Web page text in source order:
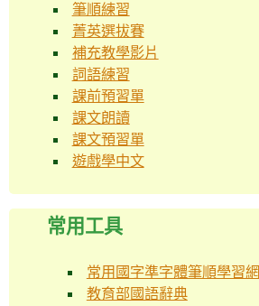
筆順練習
菁英選拔賽
補充教學影片
詞語練習
課前預習單
課文朗讀
課文預習單
遊戲學中文
常用工具
常用國字準字體筆順學習網
教育部國語辭典